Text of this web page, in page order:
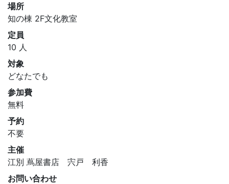
場所
知の棟 2F文化教室
定員
10 人
対象
どなたでも
参加費
無料
予約
不要
主催
江別 蔦屋書店 宍戸 利香
お問い合わせ